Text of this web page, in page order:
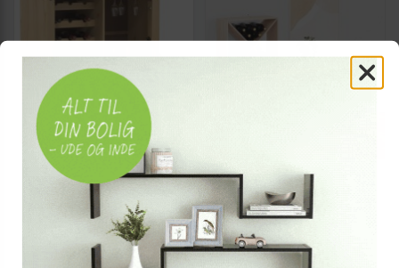
Vinskab i massivt fyrretræ -
Corona, 97×45×114 cm
Vinfad - 4 stk naturfarvet
vinhylde i massiv fyr, 62 × 25
× 62 cm